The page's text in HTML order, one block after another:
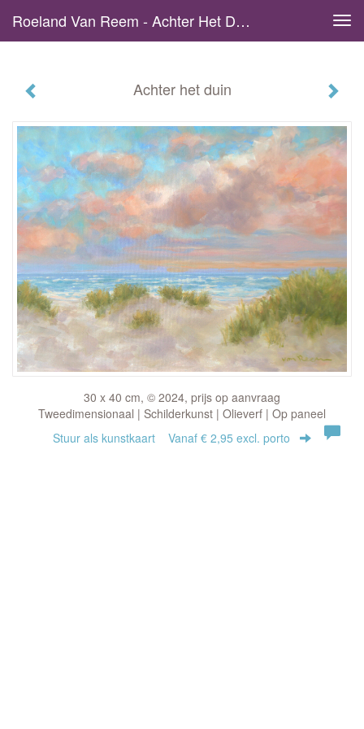
Roeland Van Reem - Achter Het Duin
Achter het duin
30 x 40 cm, © 2024, prijs op aanvraag
Tweedimensionaal | Schilderkunst | Olieverf | Op paneel
Stuur als kunstkaart Vanaf € 2,95 excl. porto